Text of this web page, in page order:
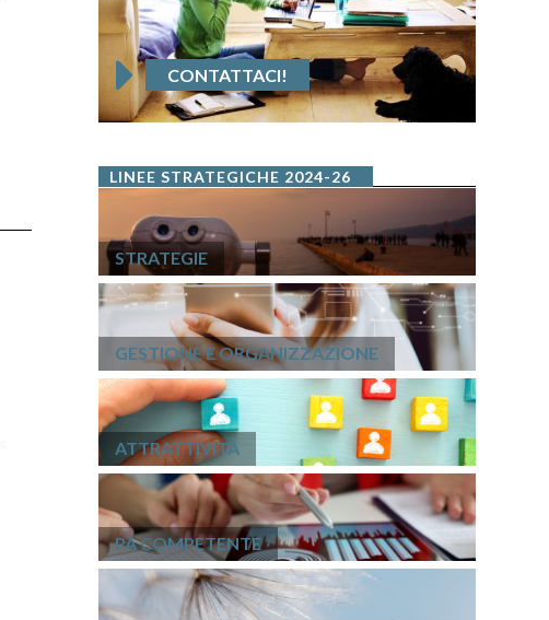
CONTATTACI!
LINEE STRATEGICHE 2024-26
STRATEGIE
GESTIONE E ORGANIZZAZIONE
ATTRATTIVITÀ
PA COMPETENTE